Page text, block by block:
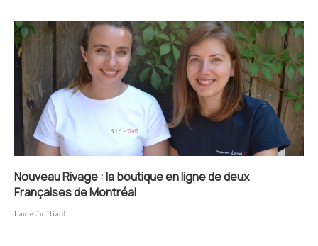
Nouveau Rivage : la boutique en ligne de deux
Françaises de Montréal
Laure Juilliard